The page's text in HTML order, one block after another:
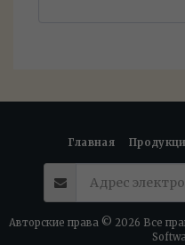
Главная
Авторские права © 2026 Все